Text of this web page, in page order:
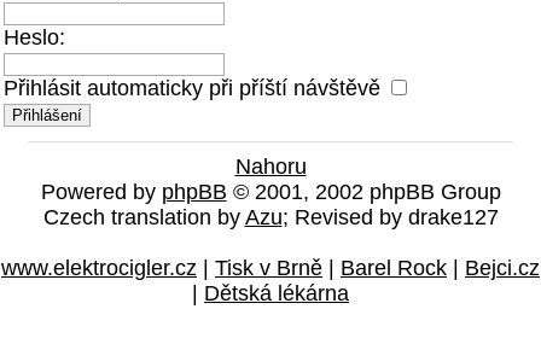
Heslo:
Přihlásit automaticky při příští návštěvě
Nahoru
Powered by phpBB © 2001, 2002 phpBB Group
Czech translation by Azu; Revised by drake127
www.elektrocigler.cz | Tisk v Brně | Barel Rock | Bejci.cz
| Dětská lékárna